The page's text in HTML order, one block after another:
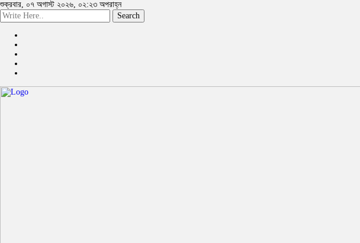
শুক্রবার, ০৭ অগাস্ট ২০২৬, ০২:২৩ অপরাহ্ন
Search